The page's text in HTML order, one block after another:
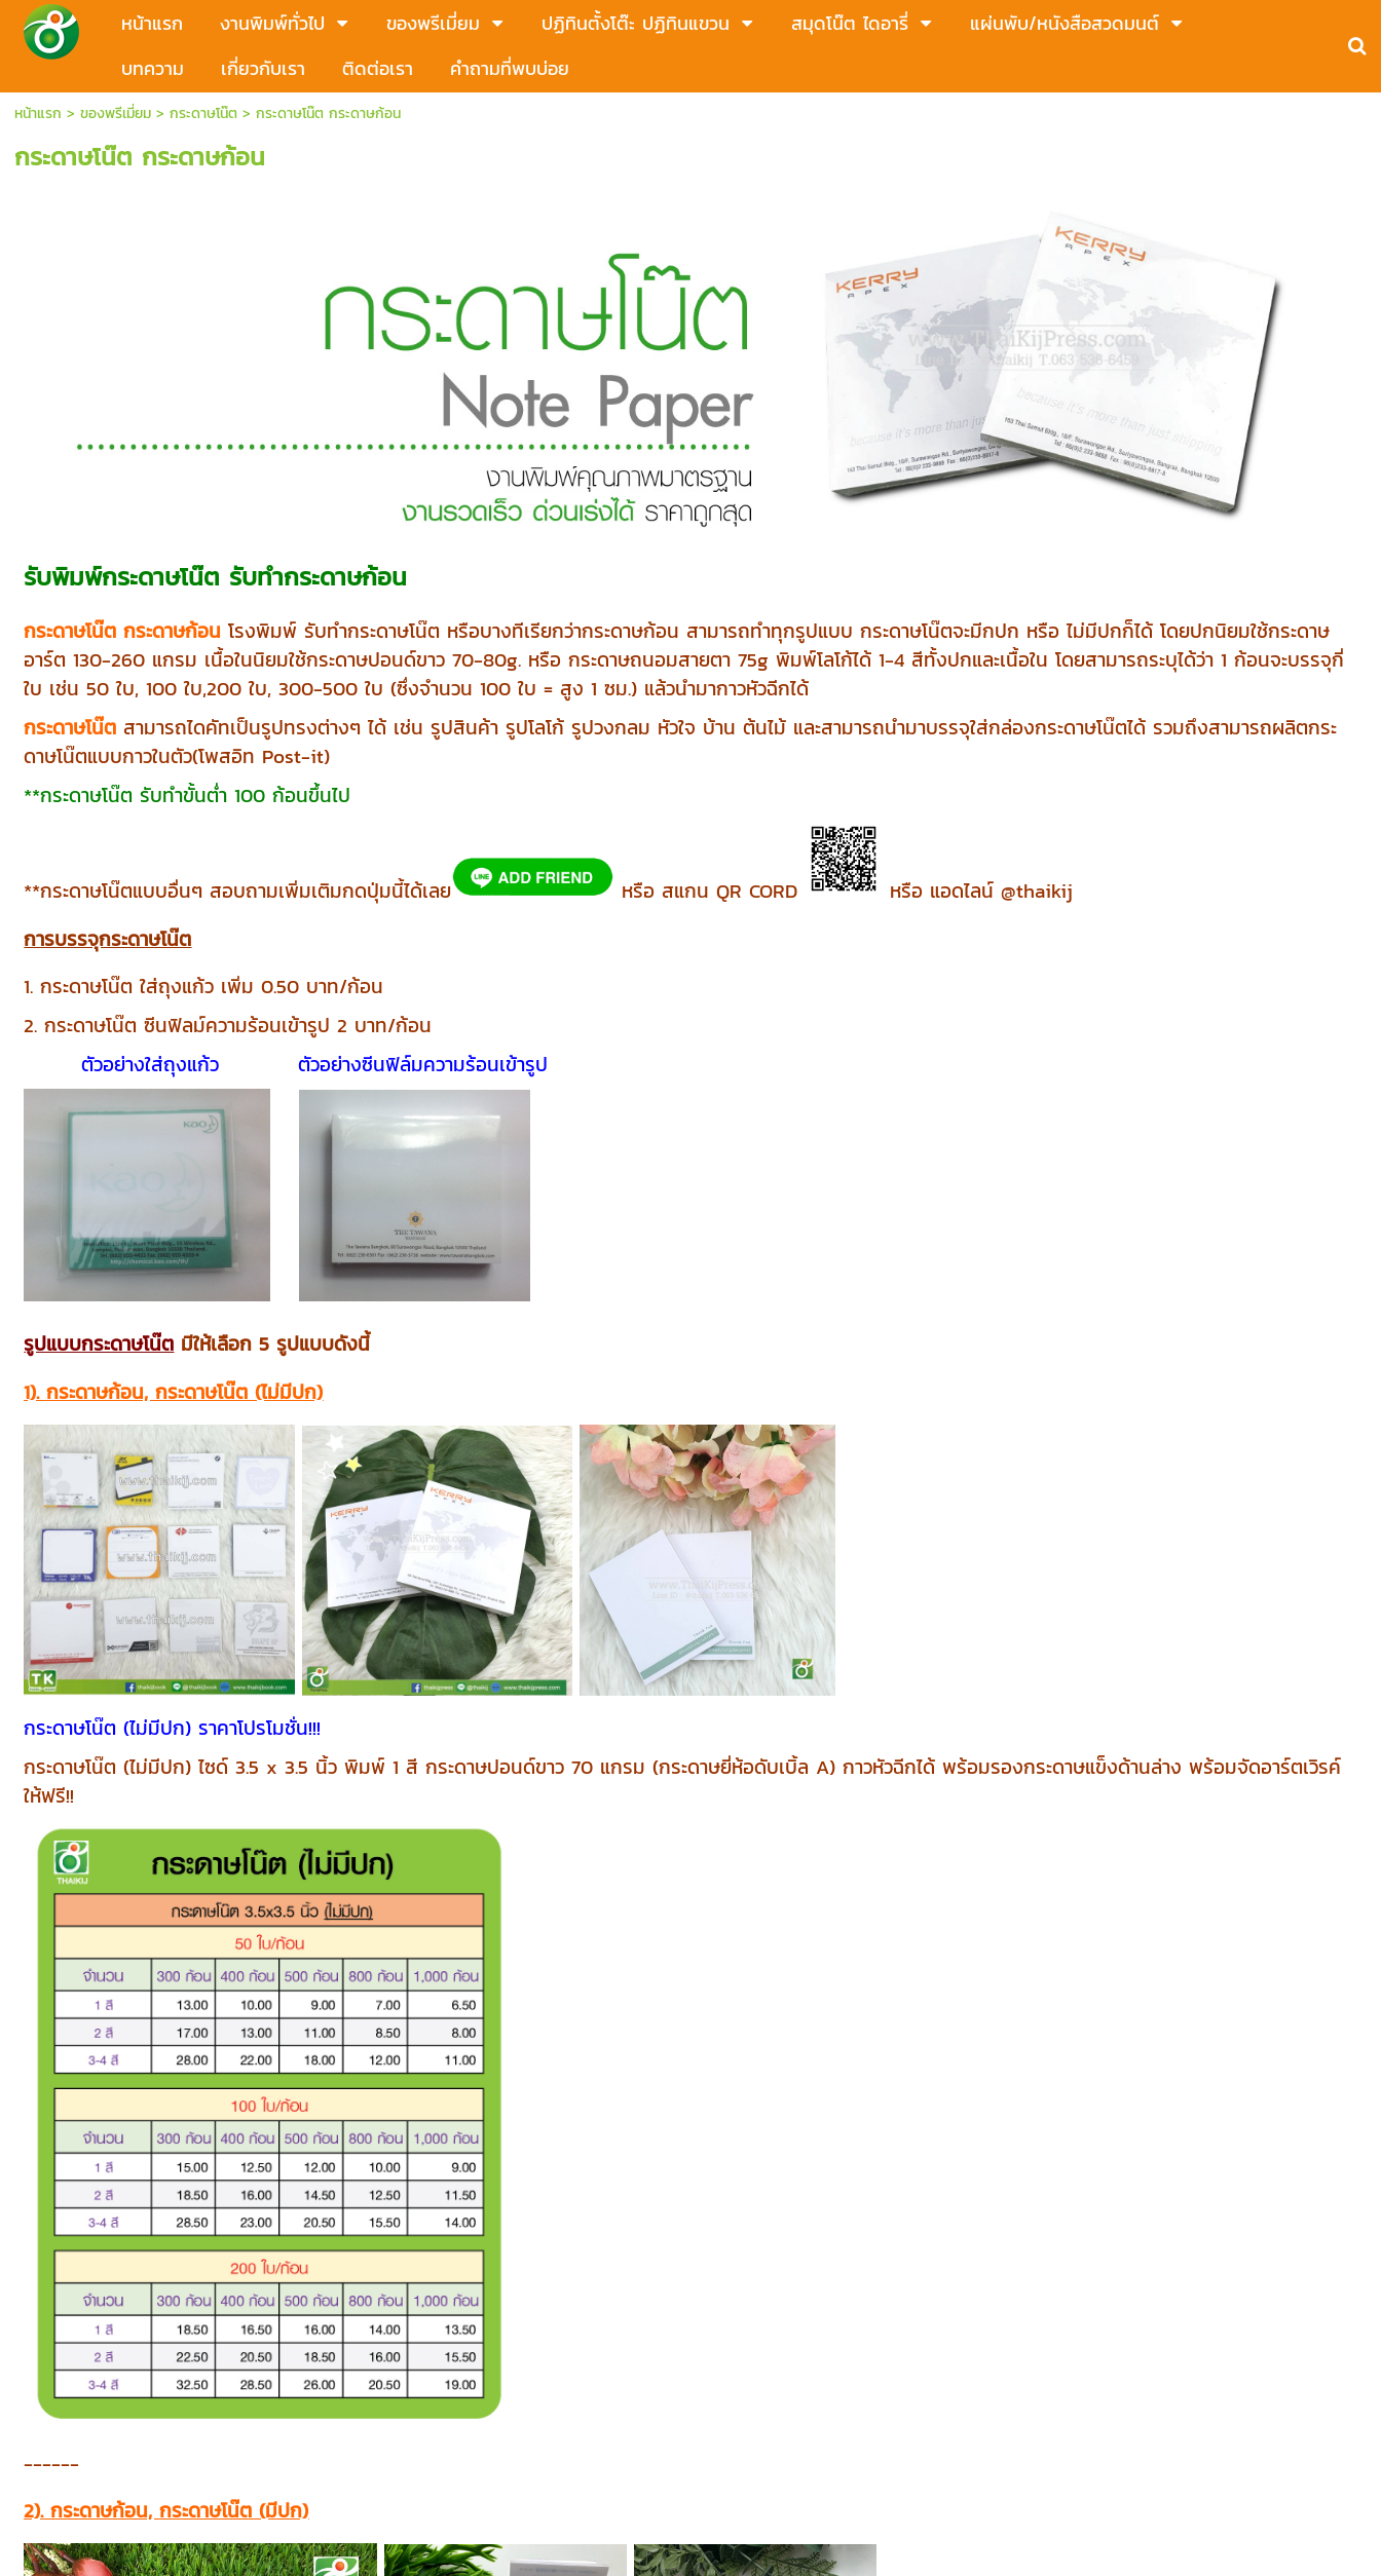
หน้าแรก งานพิมพ์ทั่วไป ของพรีเมี่ยม ปฏิทินตั้งโต๊ะ ปฏิทินแขวน สมุดโน๊ต ไดอารี่
แผ่นพับ/หนังสือสวดมนต์
บทความ
เกี่ยวกับเรา ติดต่อเรา คำถามที่พบบ่อย
หน้าแรก > ของพรีเมี่ยม> กระดาษโน๊ต> กระดาษโน๊ต กระดาษก้อน
กระดาษโน๊ต กระดาษก้อน
รับพิมพ์กระดาษโน๊ต รับทำกระดาษก้อน
กระดาษโน๊ต กระดาษก้อน โรงพิมพ์ รับทำกระดาษโน๊ต หรือบางทีเรียกว่ากระดาษก้อน สามารถทำทุกรูปแบบ กระดาษโน๊ตจะมีกปก หรือ ไม่มีปกก็ได้ โดยปกนิยมใช้กระดาษ
อาร์ต 130-260 แกรม เนื้อในนิยมใช้กระดาษปอนด์ขาว 70-80g. หรือ กระดาษถนอมสายตา 75g พิมพ์โลโก้ได้ 1-4 สีทั้งปกและเนื้อใน โดยสามารถระบุได้ว่า 1 ก้อนจะบรรจุกี่
ใบ เช่น 50 ใบ, 100 ใบ,200 ใบ, 300-500 ใบ (ซึ่งจำนวน 100 ใบ = สูง 1 ซม.) แล้วนำมากาวหัวฉีกได้
กระดาษโน๊ต สามารถไดคัทเป็นรูปทรงต่างๆ ได้ เช่น รูปสินค้า รูปโลโก้ รูปวงกลม หัวใจ บ้าน ต้นไม้ และสามารถนำมาบรรจุใส่กล่องกระดาษโน๊ตได้ รวมถึงสามารถผลิตกระ
ดาษโน๊ตแบบกาวในตัว(โพสอิท Post-it)
**กระดาษโน๊ต รับทำขั้นต่ำ 100 ก้อนขึ้นไป
**กระดาษโน๊ตแบบอื่นๆ สอบถามเพิ่มเติมกดปุ่มนี้ได้เลย หรือ สแกน QR CORD
หรือ แอดไลน์ @thaikij
การบรรจุกระดาษโน๊ต
1. กระดาษโน๊ต ใส่ถุงแก้ว เพิ่ม 0.50 บาท/ก้อน
2. กระดาษโน๊ต ซีนฟิลม์ความร้อนเข้ารูป 2 บาท/ก้อน
ตัวอย่างใส่ถุงแก้ว
ตัวอย่างซีนฟิล์มความร้อนเข้ารูป
รูปแบบกระดาษโน๊ต มีให้เลือก 5 รูปแบบดังนี้
1). กระดาษก้อน, กระดาษโน๊ต (ไม่มีปก)
กระดาษโน๊ต (ไม่มีปก) ราคาโปรโมชั่น!!!
กระดาษโน๊ต (ไม่มีปก) ไซด์ 3.5 x 3.5 นิ้ว พิมพ์ 1 สี กระดาษปอนด์ขาว 70 แกรม (กระดาษยี่ห้อดับเบิ้ล A) กาวหัวฉีกได้ พร้อมรองกระดาษแข็งด้านล่าง พร้อมจัดอาร์ตเวิรค์
ให้ฟรี!!
------
2). กระดาษก้อน, กระดาษโน๊ต (มีปก)